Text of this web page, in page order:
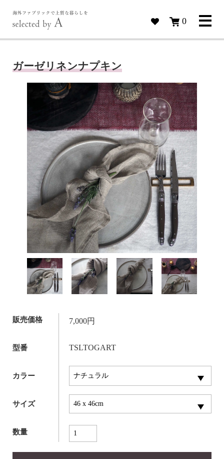
0
ガーゼリネンナプキン
販売価格 7,000円
型番 TSLTOGART
カラー
サイズ
数量